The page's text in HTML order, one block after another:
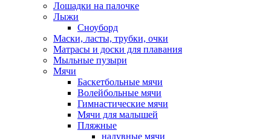
Лошадки на палочке
Лыжи
Сноуборд
Маски, ласты, трубки, очки
Матрасы и доски для плавания
Мыльные пузыри
Мячи
Баскетбольные мячи
Волейбольные мячи
Гимнастические мячи
Мячи для малышей
Пляжные
надувные мячи